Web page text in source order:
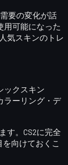
要の変化が話
用可能になった
気スキンのトレ
ックスキン
ラーリング・デ
す。CS2に完全
向けておくこ